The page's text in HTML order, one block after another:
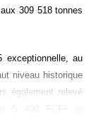
309 518 tonnes
exceptionnelle, au
niveau historique
également relevé